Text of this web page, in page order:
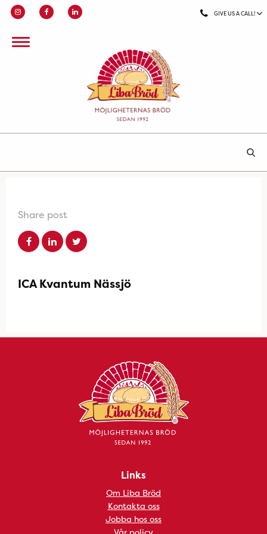
GIVE US A CALL!
Share post
ICA Kvantum Nässjö
Links
Om Liba Bröd
Kontakta oss
Jobba hos oss